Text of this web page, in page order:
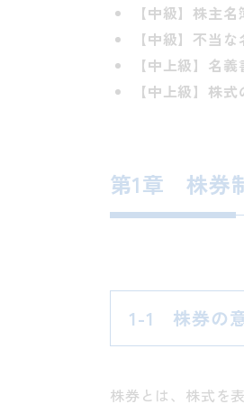
【中級】株主
【中級】不当
【中上級】名
【中上級】株
第1章 株券
1-1 株券の
株券とは、株式を